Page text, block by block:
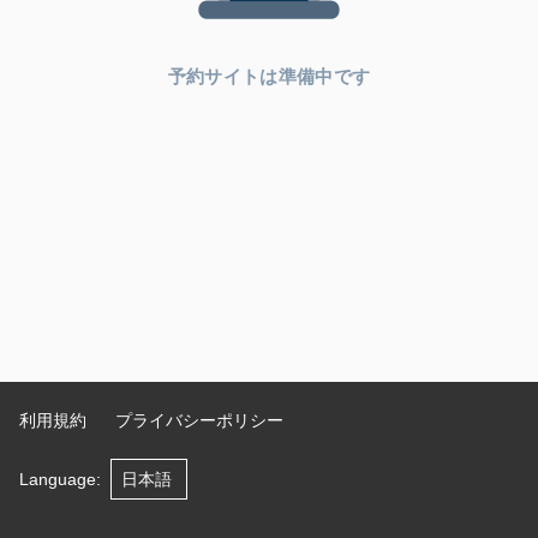
予約サイトは準備中です
利用規約 プライバシーポリシー
Language: